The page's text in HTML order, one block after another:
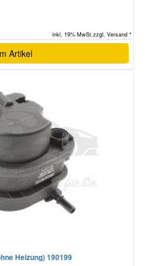
inkl. 19% MwSt.zzgl. Versand *
Artikel
Heizung) 190199